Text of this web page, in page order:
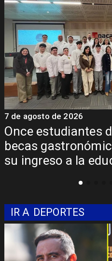
Once estudiantes
becas
su ingreso a la
7 de agosto de 2026
IR A DEPORTES